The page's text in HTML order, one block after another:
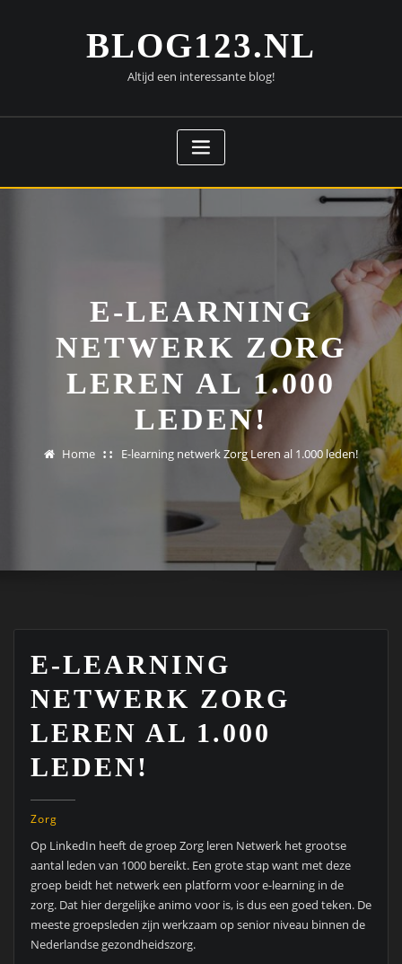
BLOG123.NL
Altijd een interessante blog!
E-LEARNING
NETWERK ZORG
LEREN AL 1.000
LEDEN!
Home E-learning netwerk Zorg Leren al 1.000 leden!
E-LEARNING
NETWERK ZORG
LEREN AL 1.000
LEDEN!
Zorg
Op LinkedIn heeft de groep Zorg leren Netwerk het grootse
aantal leden van 1000 bereikt. Een grote stap want met deze
groep beidt het netwerk een platform voor e-learning in de
zorg. Dat hier dergelijke animo voor is, is dus een goed teken. De
meeste groepsleden zijn werkzaam op senior niveau binnen de
Nederlandse gezondheidszorg.